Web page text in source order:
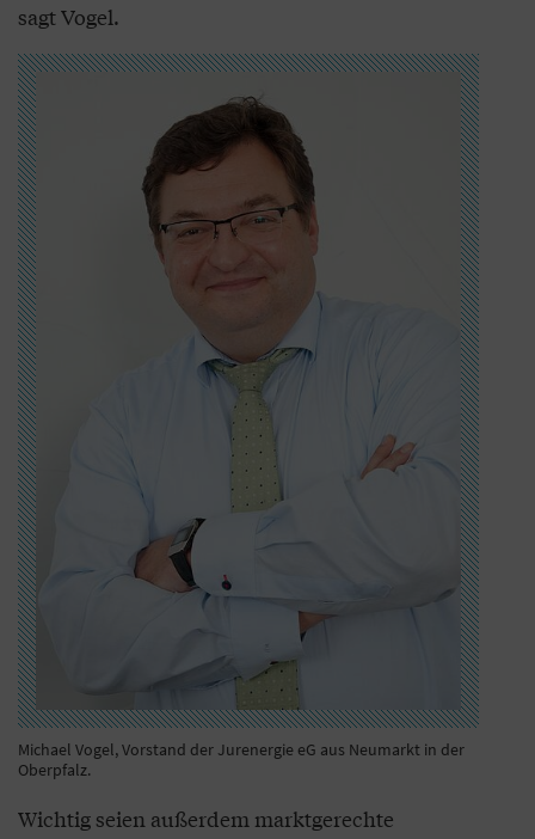
sagt Vogel.
Michael Vogel, Vorstand der Jurenergie eG aus Neumarkt in der
Oberpfalz.
Wichtig seien außerdem marktgerechte